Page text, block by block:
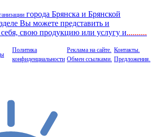
города Брянска и Брянской
Вы можете представить и
свою продукцию или услугу и..........
Политика
конфиденциальности
Реклама на сайте.
Обмен ссылками.
Контакты.
Предложения.